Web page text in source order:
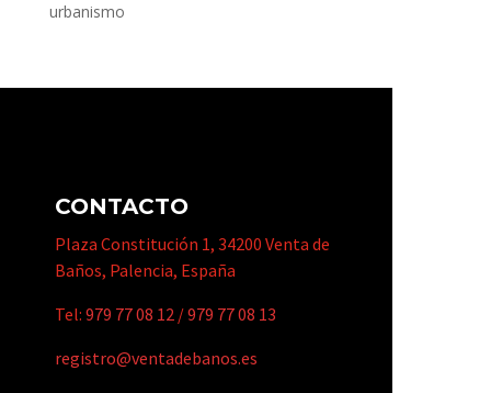
urbanismo
CONTACTO
Plaza Constitución 1, 34200 Venta de
Baños, Palencia, España
Tel: 979 77 08 12 /979 77 08 13
registro@ventadebanos.es